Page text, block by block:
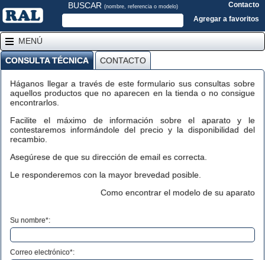
BUSCAR (nombre, referencia o modelo)
Contacto
Agregar a favoritos
MENÚ
CONSULTA TÉCNICA CONTACTO
Háganos llegar a través de este formulario sus consultas sobre
aquellos productos que no aparecen en la tienda o no consigue
encontrarlos.
Facilite el máximo de información sobre el aparato y le
contestaremos informándole del precio y la disponibilidad del
recambio.
Asegúrese de que su dirección de email es correcta.
Le responderemos con la mayor brevedad posible.
Como encontrar el modelo de su aparato
Su nombre*:
Correo electrónico*: